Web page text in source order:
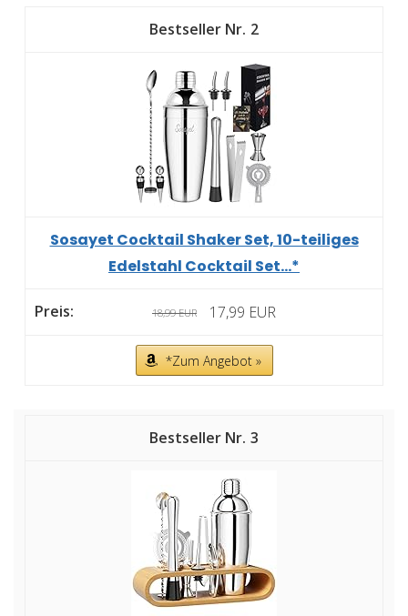
2
Sosayet Cocktail Shaker Set, 10-teiliges
Edelstahl Cocktail Set...*
18,99 EUR 17,99 EUR
*Zum Angebot »
3